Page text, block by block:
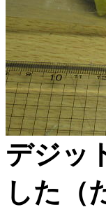
デジッ
した（